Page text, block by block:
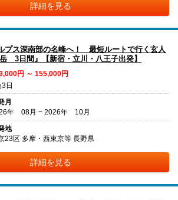
詳細を見る
プス深南部の名峰へ！ 最短ルートで行く玄人
3日間』【新宿・立川・八王子出発】
円 ～ 155,000円
日
月
年 08月 ~ 2026年 10月
地
23区 多摩・西東京等 長野県
詳細を見る